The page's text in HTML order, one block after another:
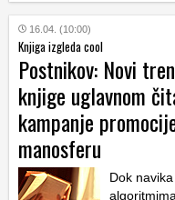
16.04. (10:00)
Knjiga izgleda cool
Postnikov: Novi
knjige uglavnom
kampanje
manosferu
Dok